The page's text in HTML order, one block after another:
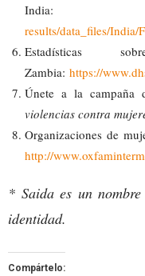
results/data_files/India/
Estadísticas
Zambia: https://
Únete a la campaña
violencias contra
Organizaciones de
http://
* Saida es un
identidad.
Compártelo: